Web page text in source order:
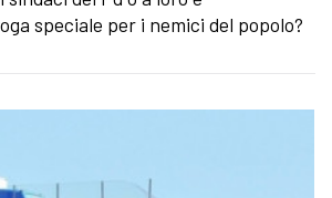
speciale per i nemici del popolo?